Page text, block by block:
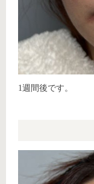
1週間後です。